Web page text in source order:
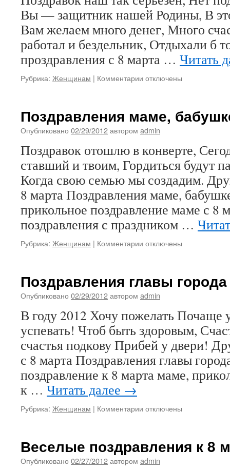
Вы — защитник нашей Родины, В
Вам желаем много денег, Много
работал и бездельник, Отдыхали б
проздравления с 8 марта … Читать
Рубрика: Женщинам | Комментарии к
схема
проезда
поздравление
8
марта
открытие
отключены
Поздравления маме,
Опубликовано 02/29/2012автором admin
Поздравок отошлю в конверте,
ставший и твоим, Гордиться будут
Когда свою семью мы создадим.
8 марта Поздравления маме,
прикольное поздравление маме с 8
поздравления с праздником …
Рубрика: Женщинам | Комментарии к
бабушке
с
м
отключены
Поздравления главы
Опубликовано 02/29/2012автором admin
В году 2012 Хочу пожелать Почаще
успевать! Чтоб быть здоровым,
счастья подкову Прибей у двери!
с 8 марта Поздравления главы
поздравление к 8 марта маме,
к … Читать далее →
Рубрика: Женщинам | Комментарии к
города
с
отключены
Веселые поздравления к 8
Опубликовано 02/27/2012автором admin